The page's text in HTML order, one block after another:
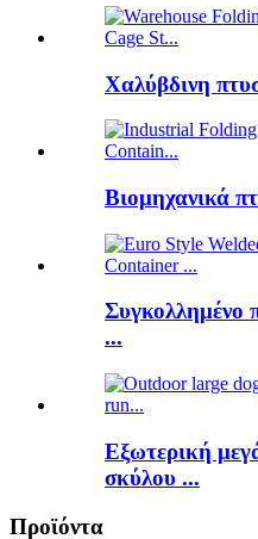
Χαλύβδινη
Βιομηχανικά
Συγκολλημένο
...
Εξωτερική
σκύλου ...
Προϊόντα